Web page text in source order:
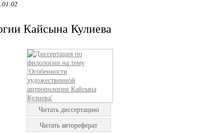
Кайсына Кулиева
Читать диссертацию
Читать автореферат